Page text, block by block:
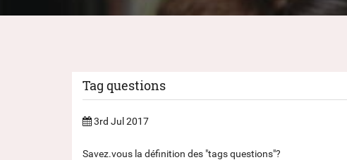
Tag questions
3rd Jul 2017
Savez.vous la définition des "tags questions"?